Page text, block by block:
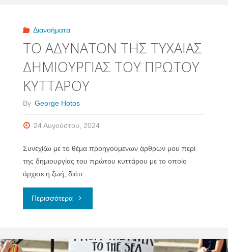
–
Η
Διανοήματα
ΤΟ ΑΔΥΝΑΤΟΝ ΤΗΣ ΤΥΧΑΙΑΣ
ΔΗΜΙΟΥΡΓΙΑΣ ΤΟΥ ΠΡΩΤΟΥ
ΚΥΤΤΑΡΟΥ
By George Hotos
24 Αυγούστου, 2024
Συνεχίζω με το θέμα προηγούμενων άρθρων μου περί
της δημιουργίας του πρώτου κυττάρου με το οποίο
άρχισε η ζωή, διότι …
Περισσότερα"ΤΟ
ΤΗΣ